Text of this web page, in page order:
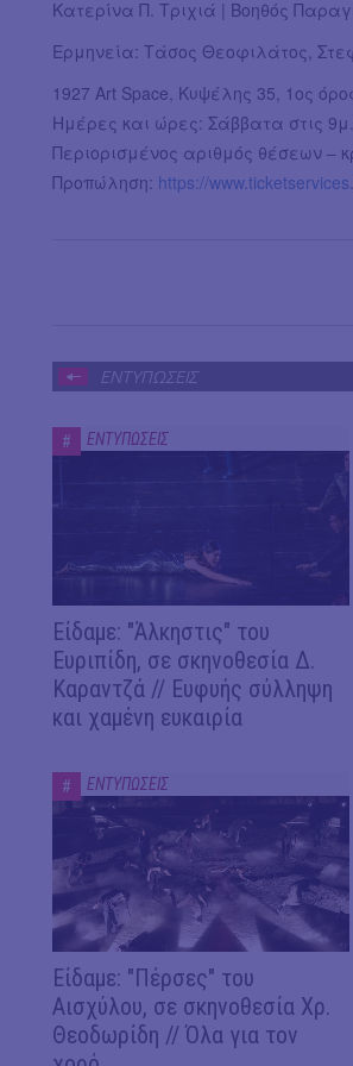
Κατερίνα Π. Τριχιά | Βοηθός
Ερμηνεία: Τάσος Θεοφιλάτος,
1927 Art Space, Κυψέλης 35, 1ος
Ημέρες και ώρες: Σάββατα στις
Περιορισμένος αριθμός θέσεων –
Προπώληση: https://
ΕΝΤΥΠΩΣΕΙΣ
# ΕΝΤΥΠΩΣΕΙΣ
Είδαμε: "Άλκηστις" του
Ευριπίδη, σε σκηνοθεσία Δ.
Καραντζά // Ευφυής σύλληψη
και χαμένη ευκαιρία
# ΕΝΤΥΠΩΣΕΙΣ
Είδαμε: "Πέρσες" του
Αισχύλου, σε σκηνοθεσία Χρ.
Θεοδωρίδη // Όλα για τον